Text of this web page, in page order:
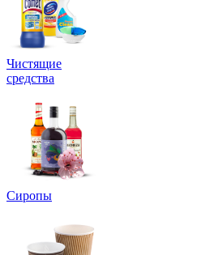
Чистящие
средства
Сиропы